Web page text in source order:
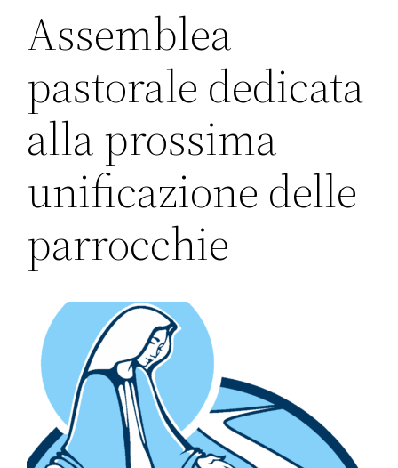
Assemblea
pastorale dedicata
alla prossima
unificazione delle
parrocchie